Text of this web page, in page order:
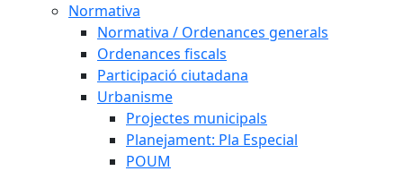
Normativa
Normativa / Ordenances generals
Ordenances fiscals
Participació ciutadana
Urbanisme
Projectes municipals
Planejament: Pla Especial
POUM